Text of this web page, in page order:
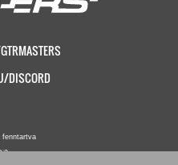
DISCORD
fenntartva